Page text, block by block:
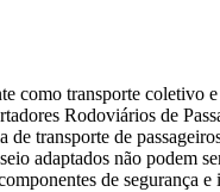
como transporte coletivo
Rodoviários de
transporte de
adaptados não podem
de segurança e